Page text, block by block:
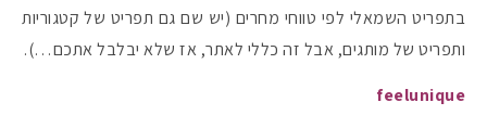
בתפריט השמאלי לפי טווחי מחרים (יש שם גם תפריט של קטגוריות
ותפריט של מותגים, אבל זה כללי לאתר, אז שלא יבלבל אתכם…).
feelunique